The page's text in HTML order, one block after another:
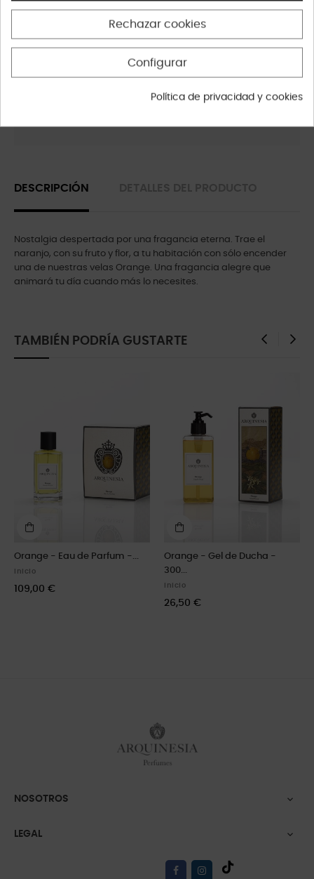
Política de envíos
DESCRIPCIÓN
Nostalgia despertada por una fragancia eterna. Trae el
naranjo, con su fruto y flor, a tu habitación con sólo encender
una de nuestras velas Orange. Una fragancia alegre que
animará tu día cuando más lo necesites.
TAMBIÉN PODRÍA GUSTARTE
Orange - Eau de Parfum -...
Inicio
109,00 €
Orange - Gel de Ducha -
300...
Inicio
26,50 €
NOSOTROS 
LEGAL 
Rechazar cookies
Configurar
Política de privacidad y cookies